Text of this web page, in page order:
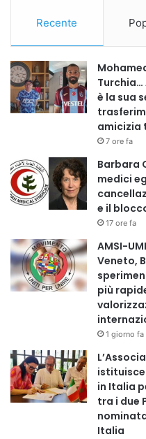
dichiarazioni e ha chiesto
Il nodo del trattamento
La parlamentare ha
dell’inquadramento
valutare con
Parlamento per evitare
dell’area sanitaria,
lordi mensiliprevisto per
segnale insufficiente
Prof. Foadi Aodi
Recente
è la sua
amicizia
7 ore fa
Barbara
medici
e il
17 ore fa
AMSI-
Veneto,
più
1 giorno fa
in Italia
tra i due
Italia